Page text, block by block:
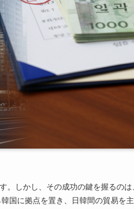
しかし、その成功の鍵を握るの
国に拠点を置き、日韓間の貿易を